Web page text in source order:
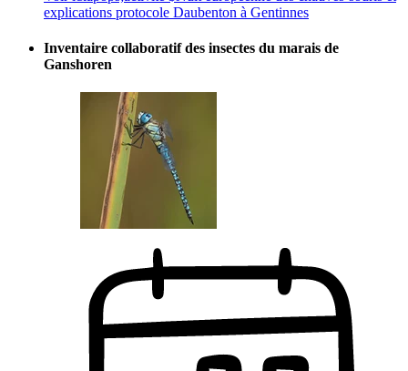
explications protocole Daubenton à Gentinnes
Inventaire collaboratif des insectes du marais de
Ganshoren